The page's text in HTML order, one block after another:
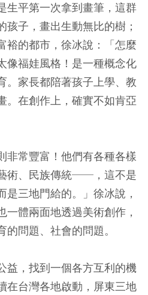
生平第一次拿到畫筆，這群
子，畫出生動無比的樹；
裕的都市，徐冰說：「怎麼
福娃風格！是一種概念化
。家長都陪著孩子上學、教
。在創作上，確實不如肯亞
非常豐富！他們有各種各樣
術、民族傳統──，這不是
是三地門給的。」徐冰說，
體兩面地透過美術創作，
問題、社會的問題。
益，找到一個各方互利的機
在台灣各地啟動，屏東三地